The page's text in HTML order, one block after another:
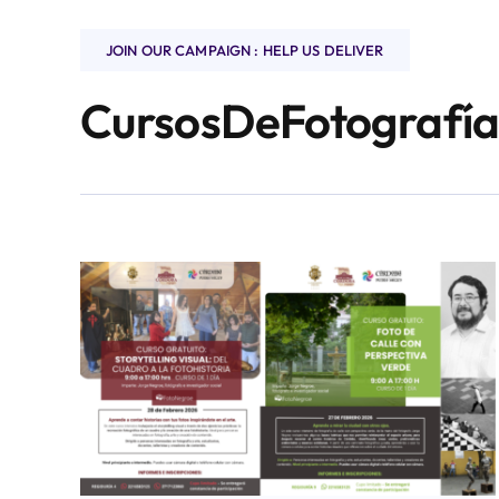
JOIN OUR CAMPAIGN : HELP US DELIVER
CursosDeFotografía